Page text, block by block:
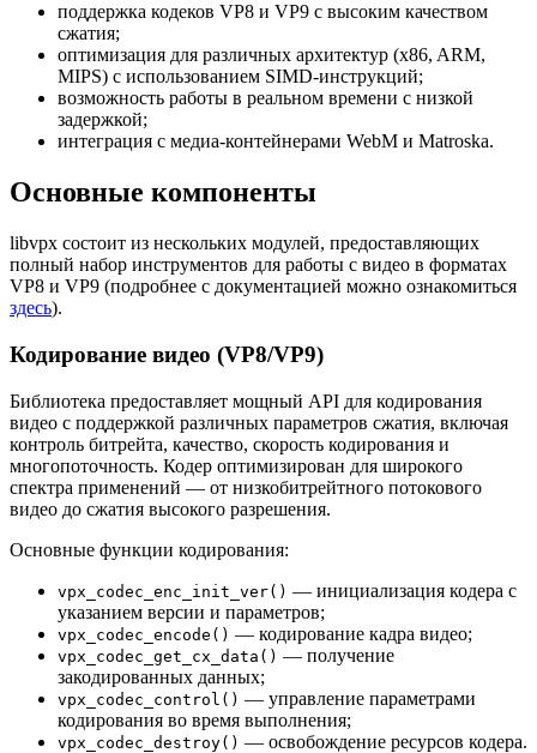
поддержка кодеков VP8 и VP9 с высоким качеством
сжатия;
оптимизация для различных архитектур (x86, ARM,
MIPS) с использованием SIMD-инструкций;
возможность работы в реальном времени с низкой
задержкой;
интеграция с медиа-контейнерами WebM и Matroska.
Основные компоненты
libvpx состоит из нескольких модулей, предоставляющих
полный набор инструментов для работы с видео в форматах
VP8 и VP9 (подробнее с документацией можно ознакомиться
здесь).
Кодирование видео (VP8/VP9)
Библиотека предоставляет мощный API для кодирования
видео с поддержкой различных параметров сжатия, включая
контроль битрейта, качество, скорость кодирования и
многопоточность. Кодер оптимизирован для широкого
спектра применений — от низкобитрейтного потокового
видео до сжатия высокого разрешения.
Основные функции кодирования:
vpx_codec_enc_init_ver() — инициализация кодера с
указанием версии и параметров;
vpx_codec_encode() — кодирование кадра видео;
vpx_codec_get_cx_data() — получение
закодированных данных;
vpx_codec_control() — управление параметрами
кодирования во время выполнения;
vpx_codec_destroy() — освобождение ресурсов кодера.